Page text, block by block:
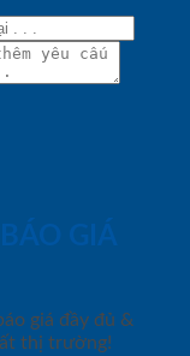
GIÁ
giá đầy đủ &
thị trường!